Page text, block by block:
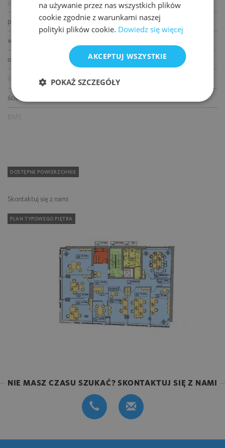
podnoszone podłogi
podwieszane sufity
wykładziny
otwierane okna
łącze światłowodowe
ścianki działowe
BMS
DOSTĘPNE POWIERZCHNIE
Skontaktuj się z nami
PLAN TYPOWEGO PIĘTRA
NIE MASZ CZASU SZUKAĆ? SKONTAKTUJ SIĘ Z NAMI
na używanie przez nas wszystkich plików
cookie zgodnie z warunkami naszej
polityki plików cookie. Dowiedz się więcej
AKCEPTUJ WSZYSTKIE
POKAŻ SZCZEGÓŁY